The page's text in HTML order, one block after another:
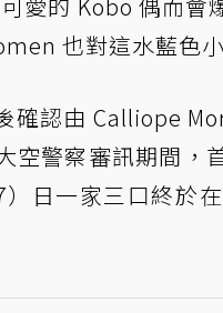
也對這水藍色
確認由 Calliope
空警察審訊期間，
日一家三口終於